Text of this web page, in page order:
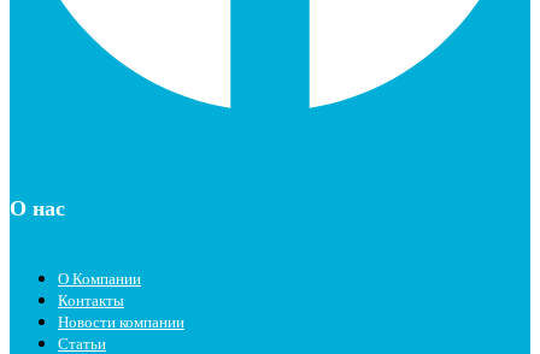
О нас
О Компании
Контакты
Новости компании
Статьи